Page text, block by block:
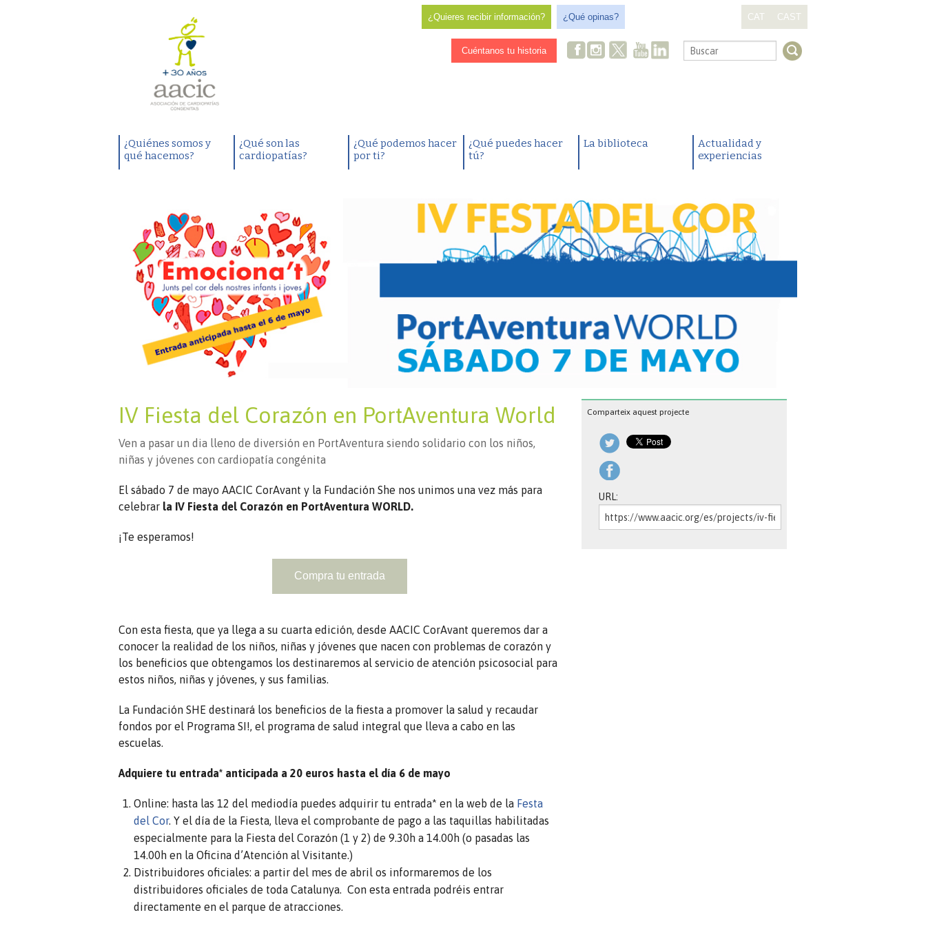
¿Quieres recibir información? ¿Qué opinas? CAT CAST
Cuéntanos tu historia .
¿Quiénes somos y
qué hacemos?
¿Qué son las
cardiopatías?
¿Qué podemos hacer
por ti?
¿Qué puedes hacer
tú?
La biblioteca
Actualidad y
experiencias
IV Fiesta del Corazón en PortAventura World
Ven a pasar un dia lleno de diversión en PortAventura siendo solidario con los niños,
niñas y jóvenes con cardiopatía congénita
El sábado 7 de mayo AACIC CorAvant y la Fundación She nos unimos una vez más para
celebrar la IV Fiesta del Corazón en PortAventura WORLD.
¡Te esperamos!
Compra tu entrada
Con esta fiesta, que ya llega a su cuarta edición, desde AACIC CorAvant queremos dar a
conocer la realidad de los niños, niñas y jóvenes que nacen con problemas de corazón y
los beneficios que obtengamos los destinaremos al servicio de atención psicosocial para
estos niños, niñas y jóvenes, y sus familias.
La Fundación SHE destinará los beneficios de la fiesta a promover la salud y recaudar
fondos por el Programa SI!, el programa de salud integral que lleva a cabo en las
escuelas.
Adquiere tu entrada* anticipada a 20 euros hasta el día 6 de mayo
Online: hasta las 12 del mediodía puedes adquirir tu entrada* en la web de la Festa
del Cor. Y el día de la Fiesta, lleva el comprobante de pago a las taquillas habilitadas
especialmente para la Fiesta del Corazón (1 y 2) de 9.30h a 14.00h (o pasadas las
14.00h en la Oficina d’Atención al Visitante.)
Distribuidores oficiales: a partir del mes de abril os informaremos de los
distribuidores oficiales de toda Catalunya. Con esta entrada podréis entrar
directamente en el parque de atracciones.
Comparteix aquest projecte
URL: